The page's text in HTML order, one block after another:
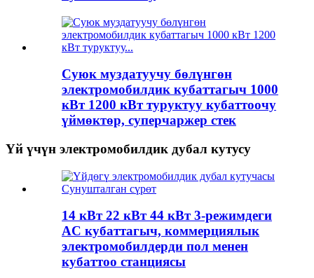
Суюк муздатуучу бөлүнгөн
электромобилдик кубаттагыч 1000
кВт 1200 кВт туруктуу кубаттоочу
үймөктөр, суперчаржер стек
Үй үчүн электромобилдик дубал кутусу
14 кВт 22 кВт 44 кВт 3-режимдеги
AC кубаттагыч, коммерциялык
электромобилдерди пол менен
кубаттоо станциясы